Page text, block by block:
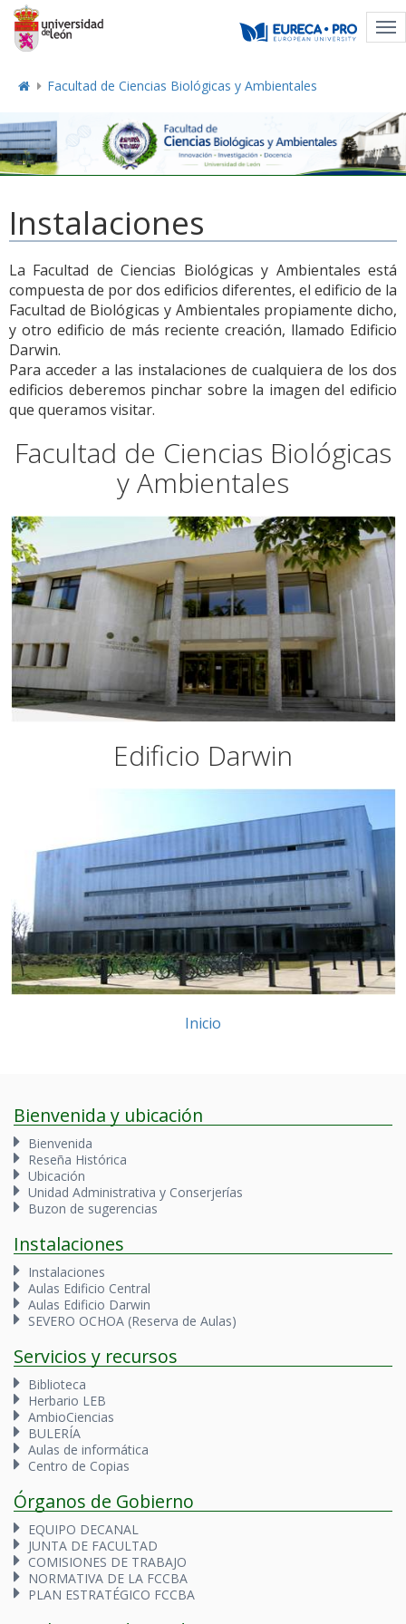
Facultad de Ciencias Biológicas y Ambientales
Instalaciones
La Facultad de Ciencias Biológicas y Ambientales está
compuesta de por dos edificios diferentes, el edificio de la
Facultad de Biológicas y Ambientales propiamente dicho,
y otro edificio de más reciente creación, llamado Edificio
Darwin.
Para acceder a las instalaciones de cualquiera de los dos
edificios deberemos pinchar sobre la imagen del edificio
que queramos visitar.
Facultad de Ciencias Biológicas
y Ambientales
Edificio Darwin
Inicio
Bienvenida y ubicación
Bienvenida
Reseña Histórica
Ubicación
Unidad Administrativa y Conserjerías
Buzon de sugerencias
Instalaciones
Instalaciones
Aulas Edificio Central
Aulas Edificio Darwin
SEVERO OCHOA (Reserva de Aulas)
Servicios y recursos
Biblioteca
Herbario LEB
AmbioCiencias
BULERÍA
Aulas de informática
Centro de Copias
Órganos de Gobierno
EQUIPO DECANAL
JUNTA DE FACULTAD
COMISIONES DE TRABAJO
NORMATIVA DE LA FCCBA
PLAN ESTRATÉGICO FCCBA